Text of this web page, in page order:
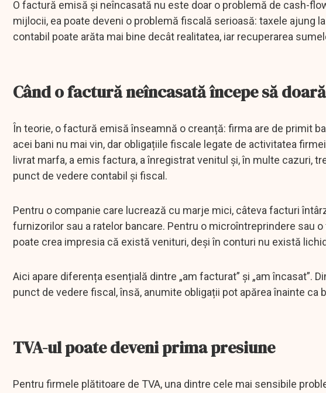
O factură emisă și neîncasată nu este doar o problemă de cash-
mijlocii, ea poate deveni o problemă fiscală serioasă: taxele ajung
contabil poate arăta mai bine decât realitatea, iar recuperarea
Când o factură neîncasată începe să
În teorie, o factură emisă înseamnă o creanță: firma are de primit
acei bani nu mai vin, dar obligațiile fiscale legate de activitatea
livrat marfa, a emis factura, a înregistrat venitul și, în multe cazuri,
punct de vedere contabil și fiscal.
Pentru o companie care lucrează cu marje mici, câteva facturi
furnizorilor sau a ratelor bancare. Pentru o microîntreprindere sau
poate crea impresia că există venituri, deși în conturi nu există
Aici apare diferența esențială dintre „am facturat” și „am încasat”.
punct de vedere fiscal, însă, anumite obligații pot apărea înainte ca
TVA-ul poate deveni prima presiune
Pentru firmele plătitoare de TVA, una dintre cele mai sensibile